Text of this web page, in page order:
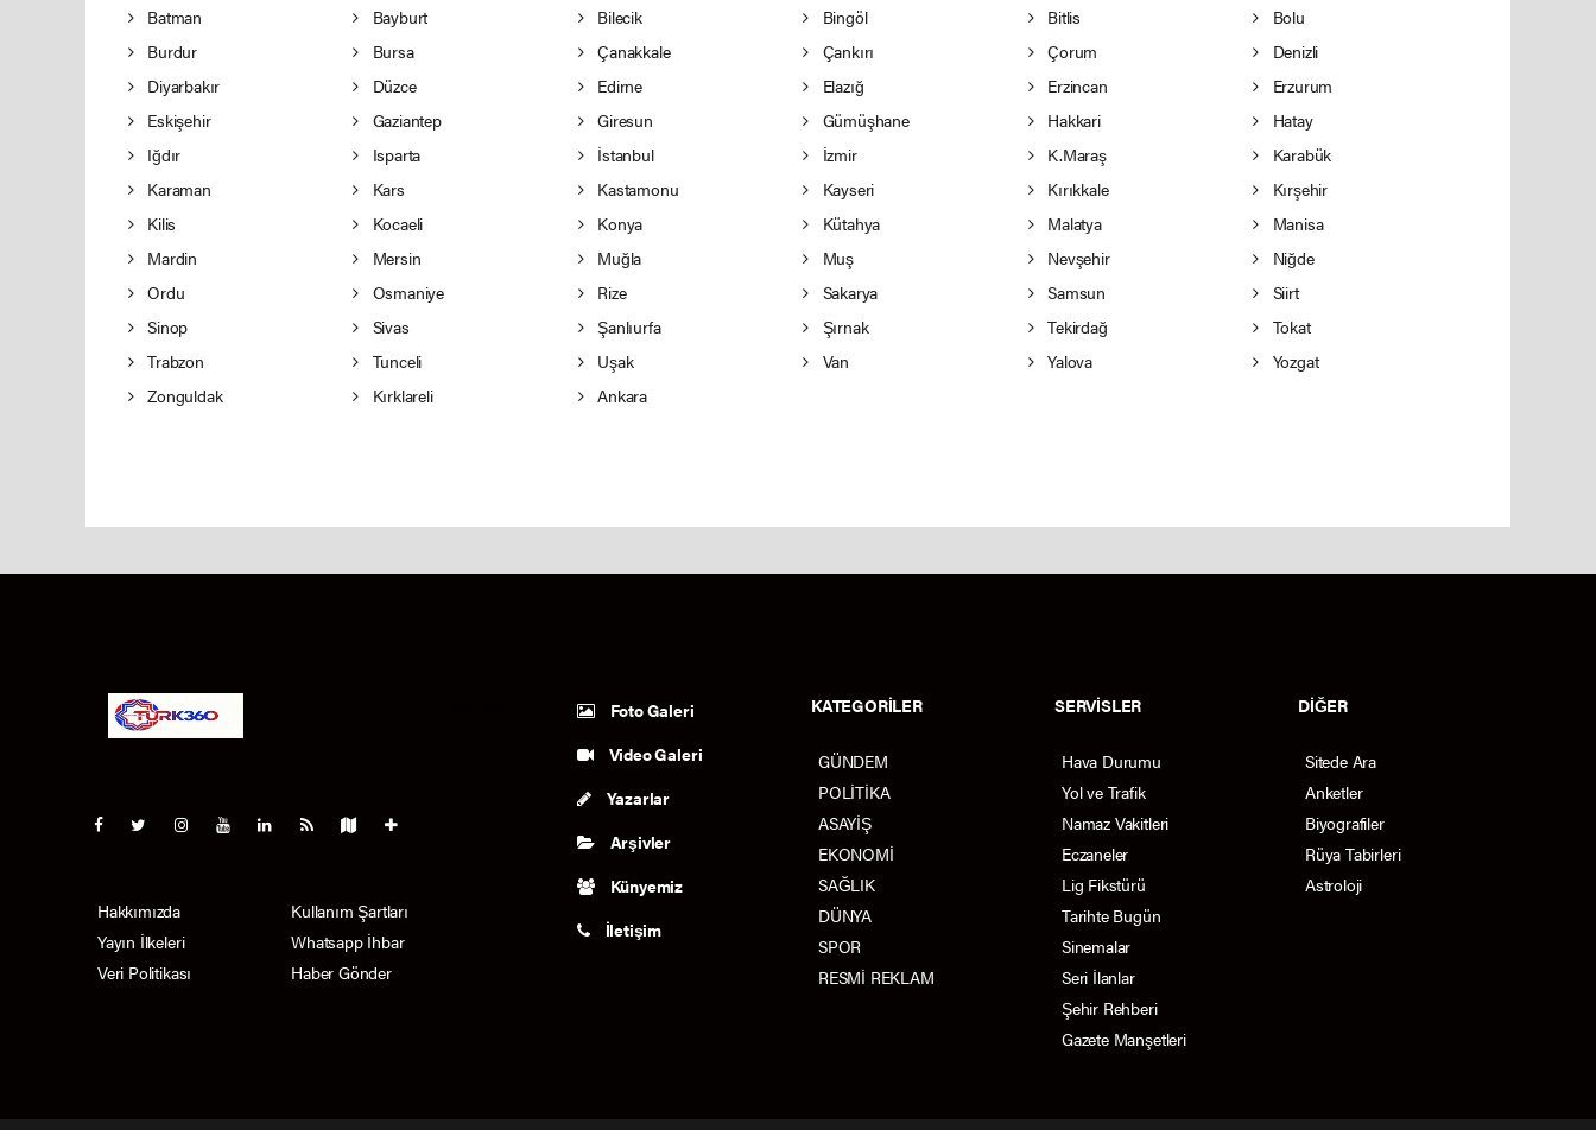
Batman
Bayburt Bilecik Bingöl Bitlis
Bolu
Burdur
Bursa Çanakkale Çankırı Çorum
Denizli
Diyarbakır
Düzce Edirne Elazığ Erzincan
Erzurum
Eskişehir
Gaziantep Giresun Gümüşhane Hakkari
Hatay
Iğdır
Isparta İstanbul İzmir K.Maraş
Karabük
Karaman
Kars Kastamonu Kayseri Kırıkkale
Kırşehir
Kilis
Kocaeli Konya Kütahya Malatya
Manisa
Mardin
Mersin Muğla Muş Nevşehir
Niğde
Ordu
Osmaniye Rize Sakarya Samsun
Siirt
Sinop
Sivas Şanlıurfa Şırnak Tekirdağ
Tokat
Trabzon
Tunceli Uşak Van Yalova
Yozgat
Zonguldak
Kırklareli Ankara
Hakkımızda
Yayın İlkeleri
Veri Politikası
Kullanım Şartları
Whatsapp İhbar
Haber Gönder
Foto Galeri
Video Galeri
Yazarlar
Arşivler
Künyemiz
İletişim
KATEGORİLER
GÜNDEM
POLİTİKA
ASAYİŞ
EKONOMİ
SAĞLIK
DÜNYA
SPOR
RESMİ REKLAM
SERVİSLER
Hava Durumu
Yol ve Trafik
Namaz Vakitleri
Eczaneler
Lig Fikstürü
Tarihte Bugün
Sinemalar
Seri İlanlar
Şehir Rehberi
Gazete Manşetleri
DİĞER
Sitede Ara
Anketler
Biyografiler
Rüya Tabirleri
Astroloji